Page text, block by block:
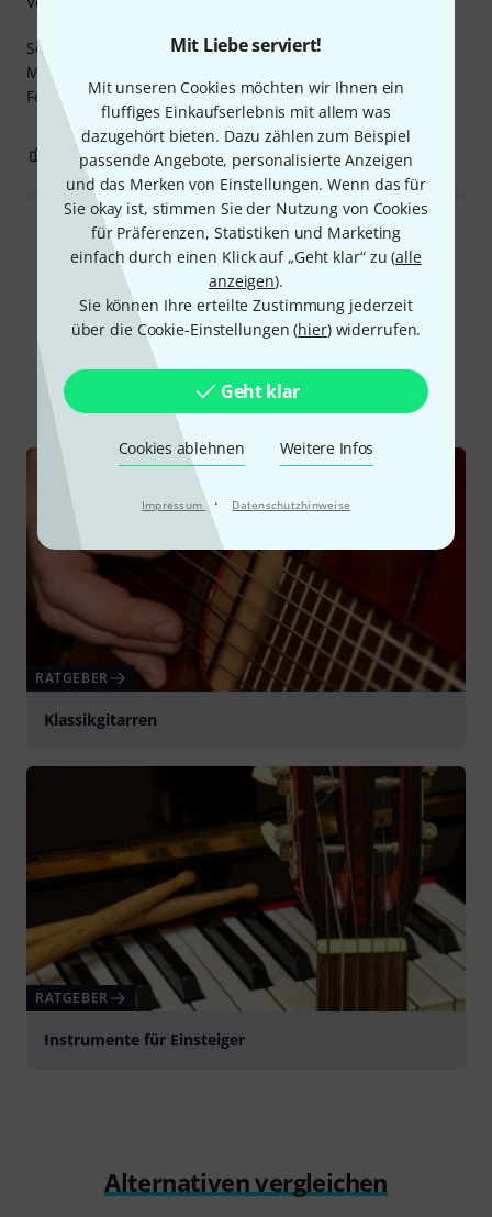
Mit Liebe serviert!
Mit unseren Cookies möchten wir Ihnen ein
fluffiges Einkaufserlebnis mit allem was
dazugehört bieten. Dazu zählen zum Beispiel
passende Angebote, personalisierte Anzeigen
und das Merken von Einstellungen. Wenn das für
Sie okay ist, stimmen Sie der Nutzung von Cookies
für Präferenzen, Statistiken und Marketing
einfach durch einen Klick auf „Geht klar“ zu (alle
anzeigen).
Sie können Ihre erteilte Zustimmung jederzeit
über die Cookie-Einstellungen (hier) widerrufen.
Geht klar
Cookies ablehnen Weitere Infos
Impressum · Datenschutzhinweise
Sehr schöne und leicht spielbare Gitarre für Kinder.
Meine Enkelin ist 8 Jahre, macht mit der Gitarre gute
Fortschritte.
0 BEWERTUNG MELDEN
Alle Bewertungen lesen
Schon gewusst?
Alle Ratgeber
RATGEBER
Klassikgitarren
RATGEBER
Instrumente für Einsteiger
Alternativen vergleichen